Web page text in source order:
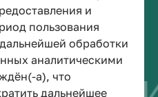
и
пользования
обработки
аналитическими
а), что
дальнейшее
с 12.30 до 13.00)